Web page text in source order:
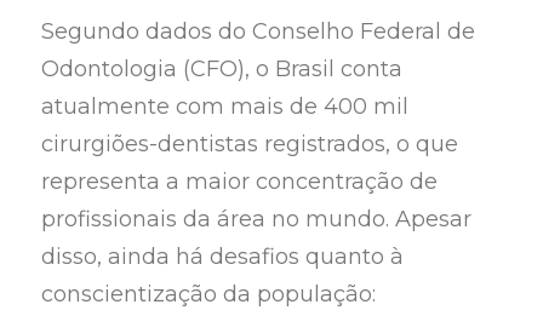
Segundo dados do Conselho Federal de
Odontologia (CFO), o Brasil conta
atualmente com mais de 400 mil
cirurgiões-dentistas registrados, o que
representa a maior concentração de
profissionais da área no mundo. Apesar
disso, ainda há desafios quanto à
conscientização da população: